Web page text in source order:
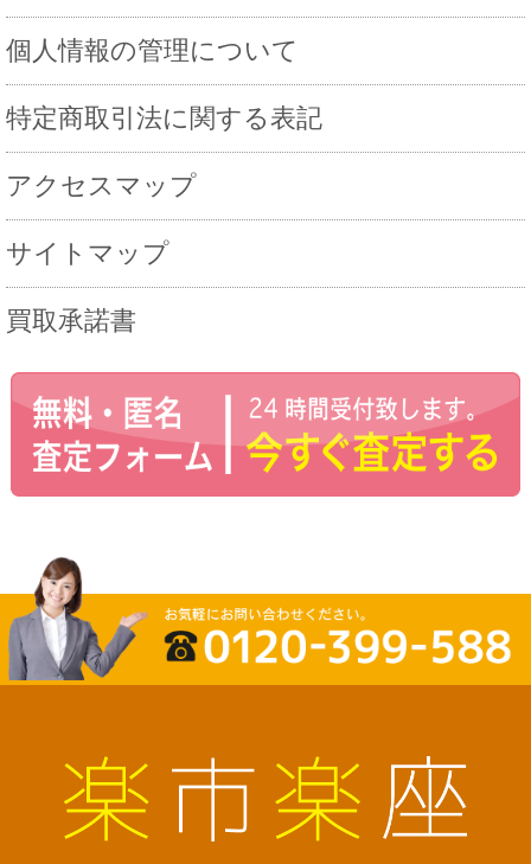
個人情報の管理について
特定商取引法に関する表記
アクセスマップ
サイトマップ
買取承諾書